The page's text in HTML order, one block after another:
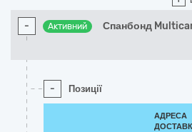
- Активний Спанбонд
- Позиції
АДРЕСА